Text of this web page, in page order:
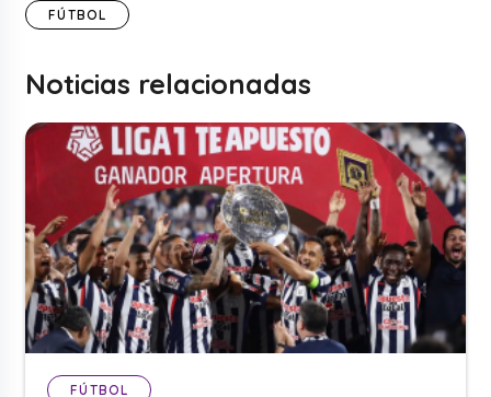
FÚTBOL
Noticias relacionadas
FÚTBOL